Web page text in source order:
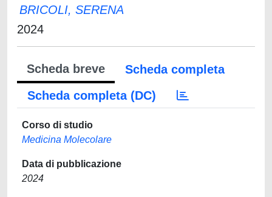
BRICOLI, SERENA
2024
Scheda breve
Scheda completa
Scheda completa (DC)
Corso di studio
Medicina Molecolare
Data di pubblicazione
2024